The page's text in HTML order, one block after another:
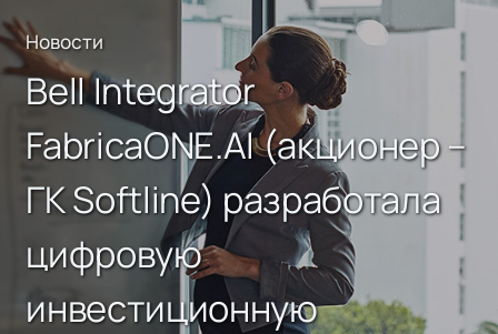
Новости
Bell Integrator
FabricaONE.AI (акционер –
ГК Softline) разработала
цифровую
инвестиционную